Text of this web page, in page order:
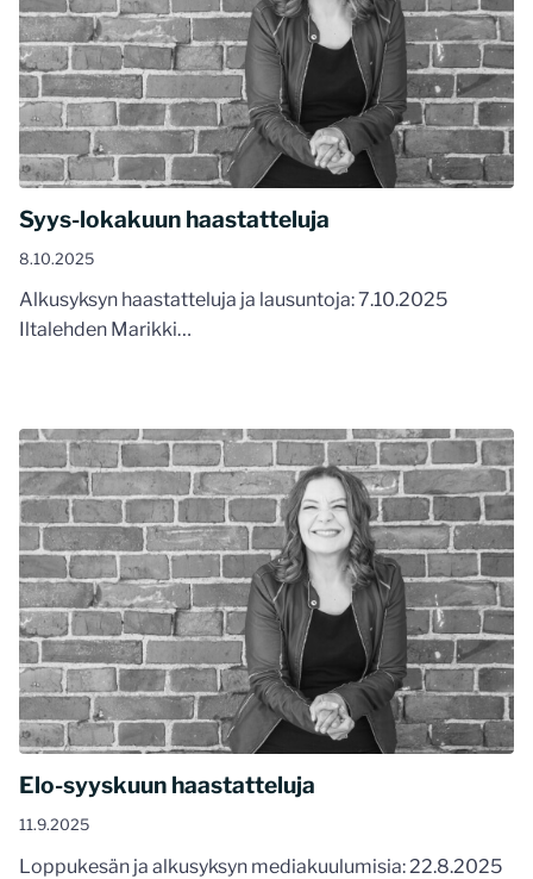
Syys-lokakuun haastatteluja
8.10.2025
Alkusyksyn haastatteluja ja lausuntoja: 7.10.2025
Iltalehden Marikki…
Elo-syyskuun haastatteluja
11.9.2025
Loppukesän ja alkusyksyn mediakuulumisia: 22.8.2025